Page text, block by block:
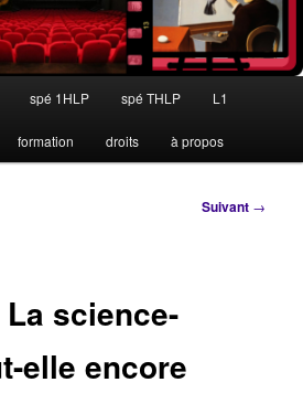
spé 1HLP spé THLP L1
formation droits à propos
Suivant →
science-
elle encore